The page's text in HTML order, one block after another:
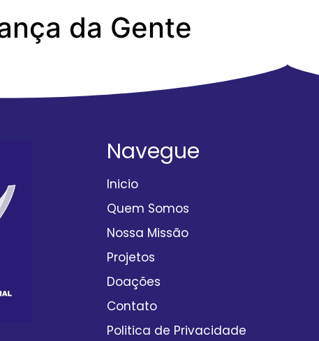
da Gente
estadual-RESTOS-
Navegue
Inicio
Quem Somos
Nossa Missão
Projetos
Doações
Contato
Politica de Privacidade